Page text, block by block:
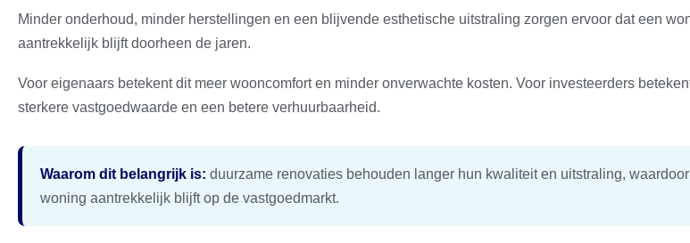
Minder onderhoud, minder herstellingen en een blijvende esthetische uitstraling zorgen ervoor dat een
aantrekkelijk blijft doorheen de jaren.
Voor eigenaars betekent dit meer wooncomfort en minder onverwachte kosten. Voor investeerders
sterkere vastgoedwaarde en een betere verhuurbaarheid.
Waarom dit belangrijk is: duurzame renovaties behouden langer hun kwaliteit en uitstraling,
woning aantrekkelijk blijft op de vastgoedmarkt.